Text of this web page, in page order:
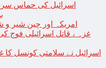
اسرائیل کی حماس
امریکہ اور چین شیر و
اسرائیل نے سلامتی کونسل کا